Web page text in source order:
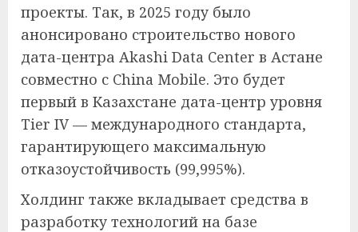
проекты. Так, в 2025 году было
анонсировано строительство нового
дата-центра Akashi Data Center в Астане
совместно с China Mobile. Это будет
первый в Казахстане дата-центр уровня
Tier IV — международного стандарта,
гарантирующего максимальную
отказоустойчивость (99,995%).
Холдинг также вкладывает средства в
разработку технологий на базе